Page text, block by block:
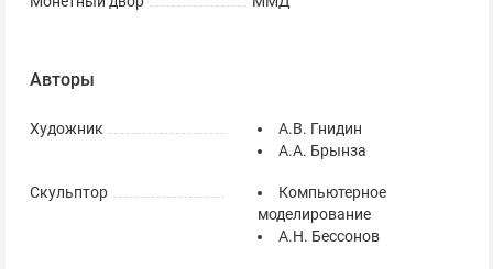
Авторы
Художник
А.В. Гнидин
А.А. Брынза
Скульптор
Компьютерное
моделирование
А.Н. Бессонов